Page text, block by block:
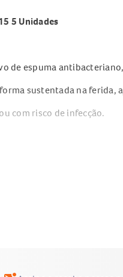
5 Unidades
de espuma
sustentada na ferida,
com risco de infecção.